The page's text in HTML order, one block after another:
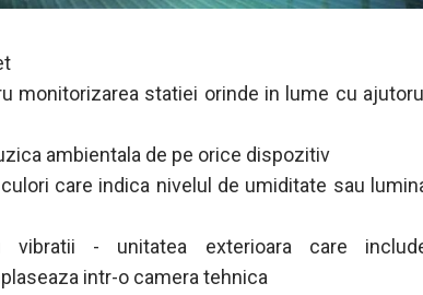
monitorizarea statiei orinde in lume cu ajutorul
ambientala de pe orice dispozitiv
care indica nivelul de umiditate sau
- unitatea exterioara care
intr-o camera tehnica